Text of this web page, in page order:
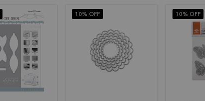
10% OFF 10% OFF